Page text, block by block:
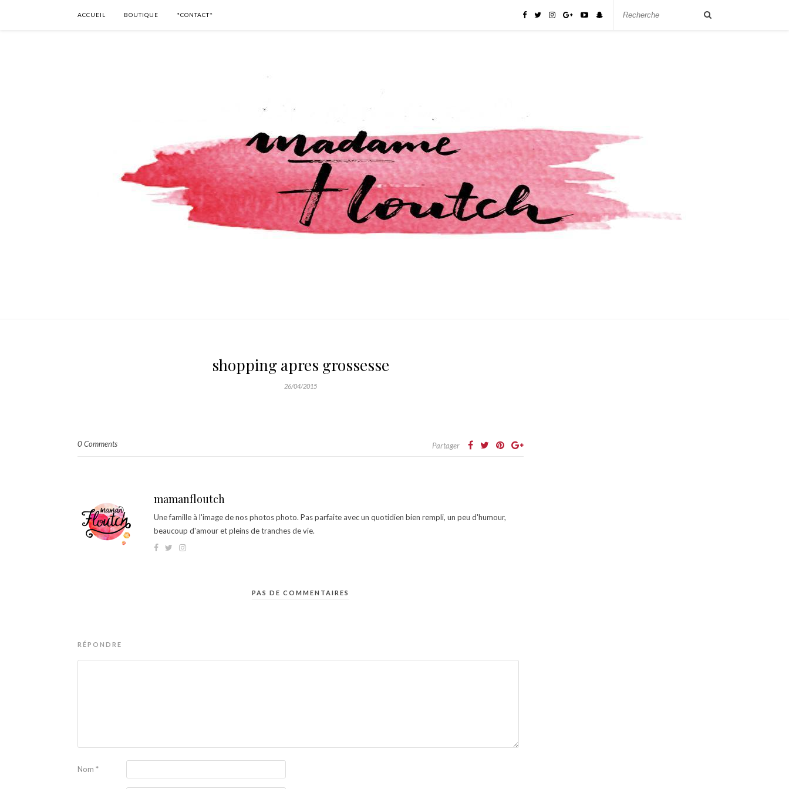
ACCUEIL BOUTIQUE *CONTACT*
shopping apres grossesse
26/04/2015
0 Comments Partager
mamanfloutch
Une famille à l'image de nos photos photo. Pas parfaite avec un quotidien bien rempli, un peu d'humour,
beaucoup d'amour et pleins de tranches de vie.
PAS DE COMMENTAIRES
RÉPONDRE
Nom *